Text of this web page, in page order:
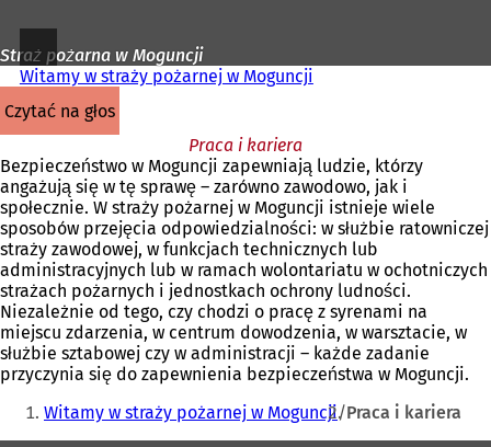
Straż pożarna w Moguncji
Witamy w straży pożarnej w Moguncji
czytać na głos
Praca i kariera
Bezpieczeństwo w Moguncji zapewniają ludzie, którzy
angażują się w tę sprawę – zarówno zawodowo, jak i
społecznie. W straży pożarnej w Moguncji istnieje wiele
sposobów przejęcia odpowiedzialności: w służbie ratowniczej
straży zawodowej, w funkcjach technicznych lub
administracyjnych lub w ramach wolontariatu w ochotniczych
strażach pożarnych i jednostkach ochrony ludności.
Niezależnie od tego, czy chodzi o pracę z syrenami na
miejscu zdarzenia, w centrum dowodzenia, w warsztacie, w
służbie sztabowej czy w administracji – każde zadanie
przyczynia się do zapewnienia bezpieczeństwa w Moguncji.
Jesteś
tutaj:
Witamy w straży pożarnej w Moguncji Praca i kariera